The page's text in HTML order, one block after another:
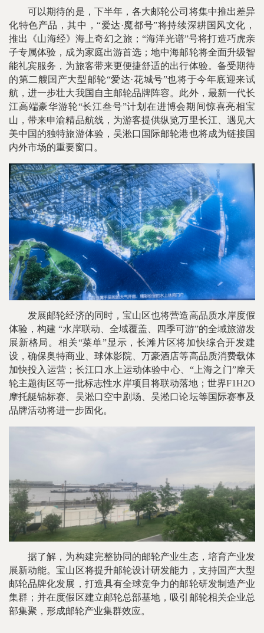
可以期待的是，下半年，各大邮轮公司将集中推出差异
化特色产品，其中，“爱达·魔都号”将持续深耕国风文化，
推出《山海经》海上奇幻之旅；“海洋光谱”号将打造巧虎亲
子专属体验，成为家庭出游首选；地中海邮轮将全面升级智
能礼宾服务，为旅客带来更便捷舒适的出行体验。备受期待
的第二艘国产大型邮轮“爱达·花城号”也将于今年底迎来试
航，进一步壮大我国自主邮轮品牌阵容。此外，最新一代长
江高端豪华游轮“长江叁号”计划在进博会期间惊喜亮相宝
山，带来申渝精品航线，为游客提供纵览万里长江、遇见大
美中国的独特旅游体验，吴淞口国际邮轮港也将成为链接国
内外市场的重要窗口。
发展邮轮经济的同时，宝山区也将营造高品质水岸度假
体验，构建 “水岸联动、全域覆盖、四季可游”的全域旅游发
展新格局。相关“菜单”显示，长滩片区将加快综合开发建
设，确保奥特商业、球体影院、万豪酒店等高品质消费载体
加快投入运营；长江口水上运动体验中心、“上海之门”摩天
轮主题街区等一批标志性水岸项目将联动落地；世界F1H2O
摩托艇锦标赛、吴淞口空中剧场、吴淞口论坛等国际赛事及
品牌活动将进一步固化。
据了解，为构建完整协同的邮轮产业生态，培育产业发
展新动能。宝山区将提升邮轮设计研发能力，支持国产大型
邮轮品牌化发展，打造具有全球竞争力的邮轮研发制造产业
集群；并在度假区建立邮轮总部基地，吸引邮轮相关企业总
部集聚，形成邮轮产业集群效应。